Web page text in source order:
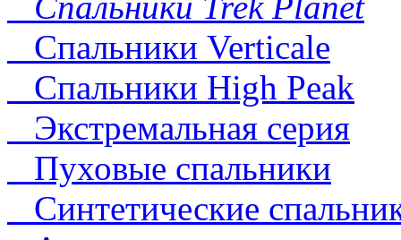
Спальники Verticale
Спальники High Peak
Экстремальная серия
Пуховые спальники
Синтетические